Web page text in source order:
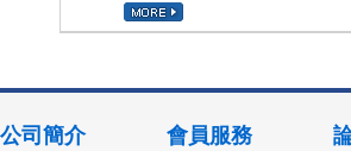
公司簡介 會員服務